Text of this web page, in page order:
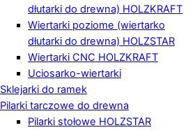
dłutarki do drewna) HOLZKRAFT
Wiertarki poziome (wiertarko
dłutarki do drewna) HOLZSTAR
Wiertarki CNC HOLZKRAFT
Uciosarko-wiertarki
Sklejarki do ramek
Pilarki tarczowe do drewna
Pilarki stołowe HOLZSTAR